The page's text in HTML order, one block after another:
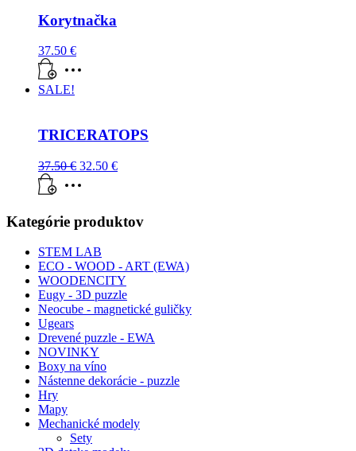
Korytnačka
37.50 €
SALE!
TRICERATOPS
37.50€ 32.50 €
Kategórie produktov
STEM LAB
ECO - WOOD - ART (EWA)
WOODENCITY
Eugy - 3D puzzle
Neocube - magnetické guličky
Ugears
Drevené puzzle - EWA
NOVINKY
Boxy na víno
Nástenne dekorácie - puzzle
Hry
Mapy
Mechanické modely
Sety